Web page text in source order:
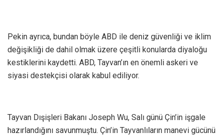
Pekin ayrıca, bundan böyle ABD ile deniz güvenliği ve iklim
değişikliği de dahil olmak üzere çeşitli konularda diyaloğu
kestiklerini kaydetti. ABD, Tayvan’ın en önemli askeri ve
siyasi destekçisi olarak kabul ediliyor.
Tayvan Dışişleri Bakanı Joseph Wu, Salı günü Çin’in işgale
hazırlandığını savunmuştu. Çin’in Tayvanlıların manevi gücünü